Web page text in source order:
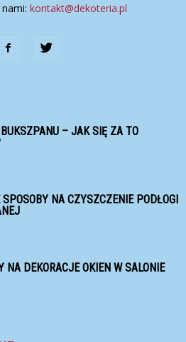
kontakt@dekoteria.pl
– JAK SIĘ ZA TO
SPOSOBY NA CZYSZCZENIE PODŁOGI
NA DEKORACJE OKIEN W SALONIE